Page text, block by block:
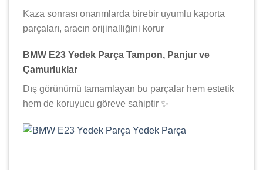
Kaza sonrası onarımlarda birebir uyumlu kaporta
parçaları, aracın orijinalliğini korur
BMW E23 Yedek Parça Tampon, Panjur ve
Çamurluklar
Dış görünümü tamamlayan bu parçalar hem estetik
hem de koruyucu göreve sahiptir ✨